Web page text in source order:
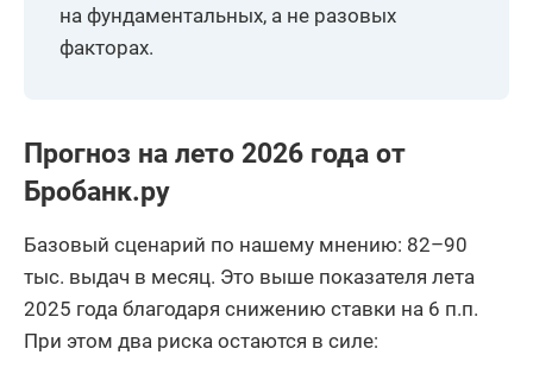
Курская область
562
505
Липецкая
область
Курганская
область
Республика
Крым
457
на фундаментальных, а не разовых
факторах.
Прогноз на лето 2026 года от
Бробанк.ру
Базовый сценарий по нашему мнению: 82–90
тыс. выдач в месяц. Это выше показателя лета
2025 года благодаря снижению ставки на 6 п.п.
При этом два риска остаются в силе: